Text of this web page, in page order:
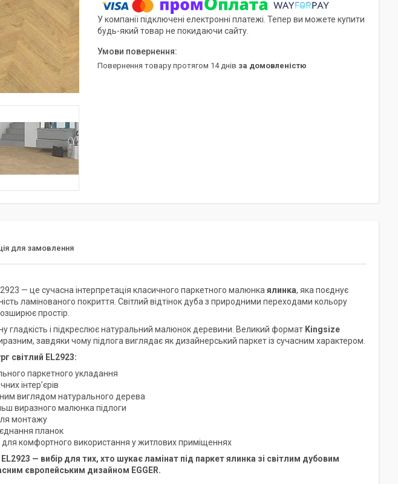
У компанії підключені електронні платежі. Тепер ви можете купити
будь-який товар не покидаючи сайту.
повернення товару протягом 14 днів за домовленістю
для замовлення
— це сучасна інтерпретація класичного паркетного малюнка ялинка, яка поєднує
ламінованого покриття. Світлий відтінок дуба з природними переходами кольору
простір.
гладкість і підкреслює натуральний малюнок деревини. Великий формат Kingsize
завдяки чому підлога виглядає як дизайнерський паркет із сучасним характером.
світлий EL2923:
паркетного укладання
інтер’єрів
виглядом натурального дерева
виразного малюнка підлоги
монтажу
планок
для комфортного використання у житлових приміщеннях
— вибір для тих, хто шукає ламінат під паркет ялинка зі світлим дубовим
європейським дизайном EGGER.